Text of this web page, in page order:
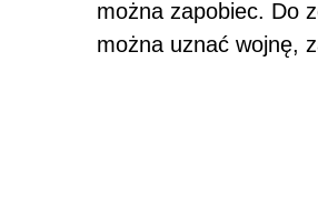
można zapobiec. Do
można uznać wojnę,